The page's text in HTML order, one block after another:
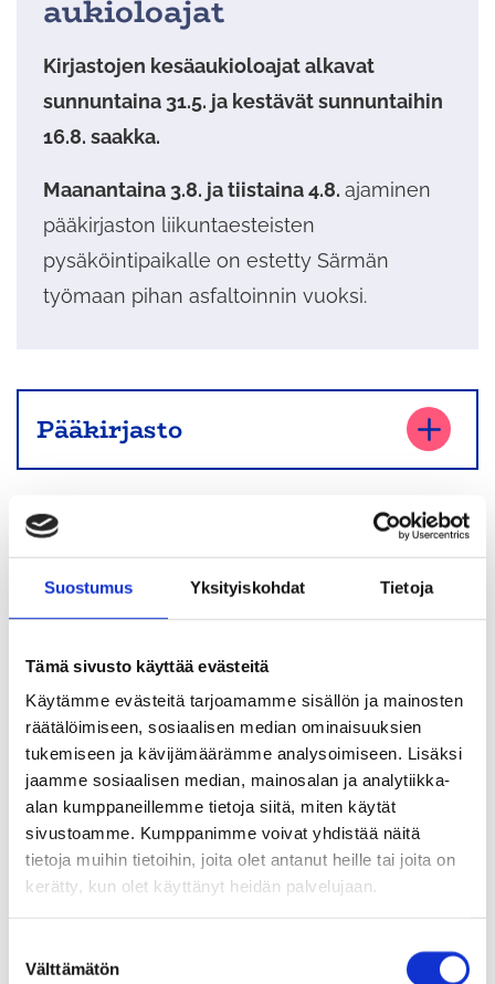
Suostumus Yksityiskohdat Tietoja
Tämä sivusto käyttää evästeitä
Käytämme evästeitä tarjoamamme sisällön ja mainosten
räätälöimiseen, sosiaalisen median ominaisuuksien
tukemiseen ja kävijämäärämme analysoimiseen. Lisäksi
jaamme sosiaalisen median, mainosalan ja analytiikka-
alan kumppaneillemme tietoja siitä, miten käytät
sivustoamme. Kumppanimme voivat yhdistää näitä
tietoja muihin tietoihin, joita olet antanut heille tai joita on
kerätty, kun olet käyttänyt heidän palvelujaan.
Välttämätön
aukioloajat
Kirjastojen kesäaukioloajat alkavat
sunnuntaina 31.5. ja kestävät sunnuntaihin
16.8. saakka.
Maanantaina 3.8. ja tiistaina 4.8. ajaminen
pääkirjaston liikuntaesteisten
pysäköintipaikalle on estetty Särmän
työmaan pihan asfaltoinnin vuoksi.
Pääkirjasto
Jokelan kirjasto
Kellokosken kirjasto
Kirjastoauto
Asiakkaana kirjastossa
Lasten ja nuorten kirjasto